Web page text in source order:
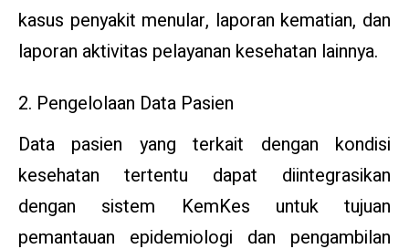
kasus penyakit menular, laporan kematian, dan
laporan aktivitas pelayanan kesehatan lainnya.
2. Pengelolaan Data Pasien
Data pasien yang terkait dengan kondisi
kesehatan tertentu dapat diintegrasikan
dengan sistem KemKes untuk tujuan
pemantauan epidemiologi dan pengambilan